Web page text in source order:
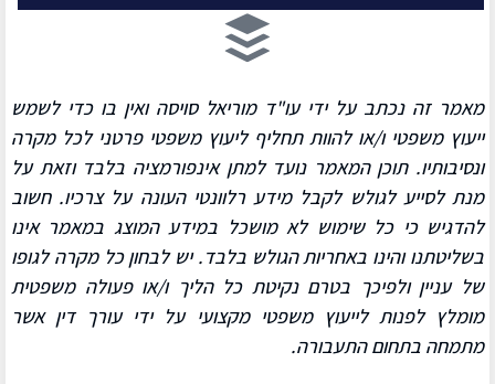
מאמר זה נכתב על ידי עו"ד מוריאל סויסה ואין בו כדי לשמש
ייעוץ משפטי ו/או להוות תחליף ליעוץ משפטי פרטני לכל מקרה
ונסיבותיו.תוכן המאמרנועד למתן אינפורמציה בלבד וזאת על
מנת לסייע לגולש לקבל מידע רלוונטי העונה על צרכיו.חשוב
להדגיש כי כל שימוש לא מושכל במידע המוצג במאמר אינו
בשליטתנו והינו באחריות הגולש בלבד. יש לבחון כל מקרה לגופו
של עניין ולפיכך בטרם נקיטת כל הליך ו/או פעולה משפטית
מומלץ לפנות לייעוץ משפטי מקצועי על ידי עורך דין אשר
מתמחה בתחום התעבורה.